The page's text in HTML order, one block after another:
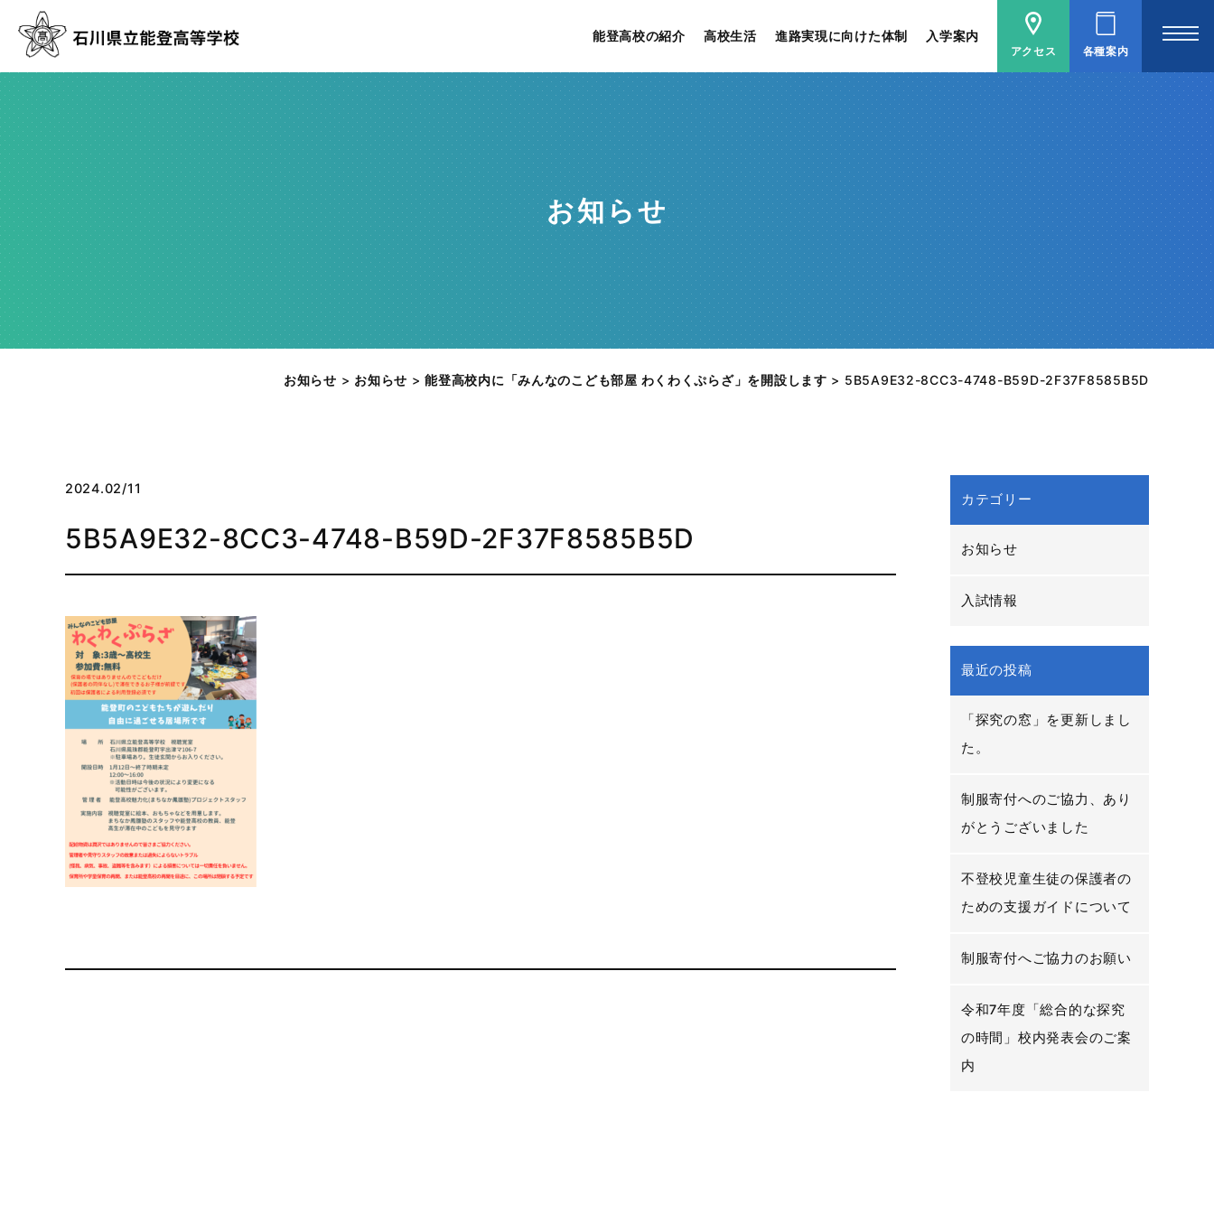
能登高校の紹介 高校生活 進路実現に向けた体制 入学案内
アクセス 各種案内
お知らせ
お知らせ > お知らせ >能登高校内に「みんなのこども部屋 わくわくぷらざ」を開設します > 5B5A9E32-8CC3-4748-B59D-2F37F8585B5D
2024.02/11
5B5A9E32-8CC3-4748-B59D-2F37F8585B5D
カテゴリー
お知らせ
入試情報
最近の投稿
「探究の窓」を更新しまし
た。
制服寄付へのご協力、あり
がとうございました
不登校児童生徒の保護者の
ための支援ガイドについて
制服寄付へご協力のお願い
令和7年度「総合的な探究
の時間」校内発表会のご案
内